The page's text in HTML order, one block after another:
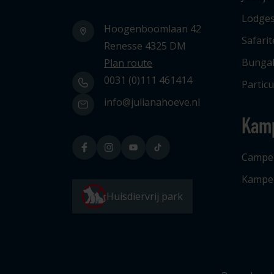
Hoogenboomlaan 42
Renesse 4325 DM
Plan route
0031 (0)111 461414
info@julianahoeve.nl
Huisdiervrij park
Lodges